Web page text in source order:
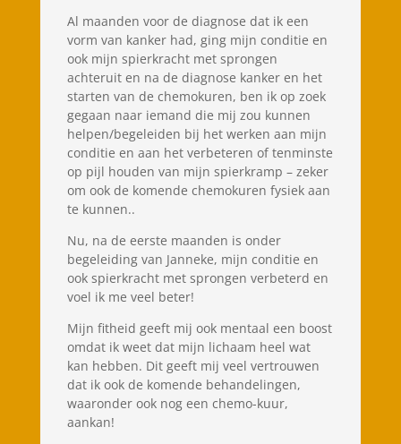
Al maanden voor de diagnose dat ik een
vorm van kanker had, ging mijn conditie en
ook mijn spierkracht met sprongen
achteruit en na de diagnose kanker en het
starten van de chemokuren, ben ik op zoek
gegaan naar iemand die mij zou kunnen
helpen/begeleiden bij het werken aan mijn
conditie en aan het verbeteren of tenminste
op pijl houden van mijn spierkramp – zeker
om ook de komende chemokuren fysiek aan
te kunnen..
Nu, na de eerste maanden is onder
begeleiding van Janneke, mijn conditie en
ook spierkracht met sprongen verbeterd en
voel ik me veel beter!
Mijn fitheid geeft mij ook mentaal een boost
omdat ik weet dat mijn lichaam heel wat
kan hebben. Dit geeft mij veel vertrouwen
dat ik ook de komende behandelingen,
waaronder ook nog een chemo-kuur,
aankan!